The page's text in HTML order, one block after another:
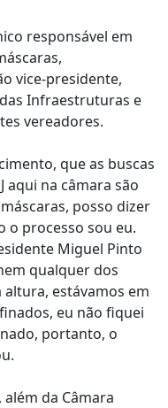
responsável em
vice-presidente,
Infraestruturas e
vereadores.
que as buscas
aqui na câmara são
posso dizer
o processo sou eu.
Miguel Pinto
qualquer dos
estávamos em
eu não fiquei
portanto, o
da Câmara